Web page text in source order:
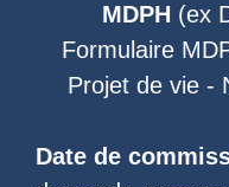
MDPH (ex
Formulaire
Projet de vie -
Date de